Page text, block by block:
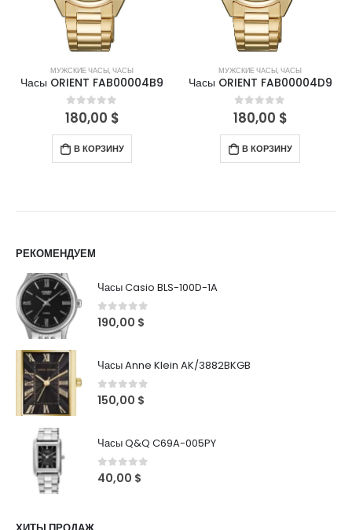
МУЖСКИЕ ЧАСЫ,ЧАСЫ
Часы ORIENT FAB00004B9
0out of 5
180,00 $
В КОРЗИНУ
МУЖСКИЕ ЧАСЫ,ЧАСЫ
Часы ORIENT FAB00004D9
0out of 5
180,00 $
В КОРЗИНУ
РЕКОМЕНДУЕМ
Часы Casio BLS-100D-1A
0out of 5
190,00 $
Часы Anne Klein AK/3882BKGB
0out of 5
150,00 $
Часы Q&Q C69A-005PY
0 out of 5
40,00 $